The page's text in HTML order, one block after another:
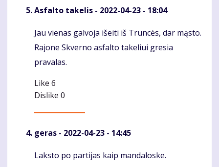
Asfalto takelis - 2022-04-23 - 18:04
Komentaras
Jau vienas galvoja išeiti iš Truncės, dar mąsto.
Rajone Skverno asfalto takeliui gresia
pravalas.
Like 6
Dislike 0
geras - 2022-04-23 - 14:45
Komentaras
Laksto po partijas kaip mandaloske.